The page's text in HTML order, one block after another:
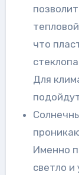
что
Для
Именно
светло